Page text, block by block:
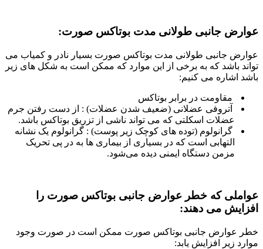
عوارض جانبی طولانی مدت بوتاکس صورت:
عوارض جانبی طولانی مدت بوتاکس صورت بسیار نادر و کمیاب می
تواند باشد که به برخی از این موارد که ممکن است به شکل های زیر
باشد اشاره می کنیم:
مقاومت در برابر بوتاکس
آتروفی عضلانی (ضعیف شدن عضلات) : از دست رفتن جرم
عضلات اسکلتی که می تواند ناشی از تزریق بوتاکس باشد.
گرانولوم (توده های کوچک زیر پوست) : گرانولوم یک نشانه
التهابی است که در بسیاری از بیماری‌ ها به در پی تحریک
مزمن دستگاه ایمنی دیده می‌شود.
عواملی که خطر عوارض جانبی بوتاکس صورت را
افزایش می دهند:
خطر عوارض جانبی بوتاکس صورت ممکن است در صورت وجود
موارد زیر افزایش یابد: